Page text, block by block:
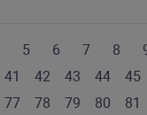
5 6 7 8
41 42 43 44 45
77 78 79 80 81